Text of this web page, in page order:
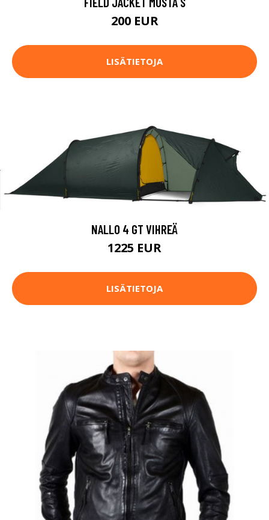
200 EUR
LISÄTIETOJA
NALLO 4 GT VIHREÄ
1225 EUR
LISÄTIETOJA